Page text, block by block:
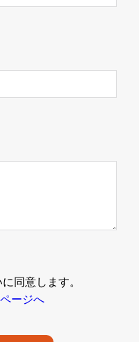
同意します。
ージへ